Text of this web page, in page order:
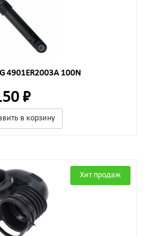
4901ER2003A 100N
₽
в корзину
Хит продаж